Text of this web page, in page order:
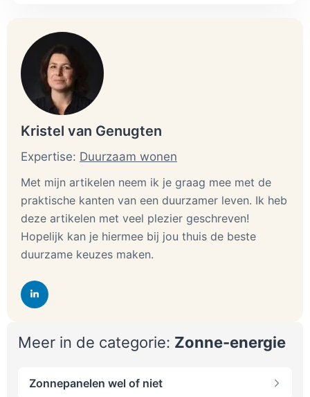
Kristel van Genugten
Expertise: Duurzaam wonen
Met mijn artikelen neem ik je graag mee met de
praktische kanten van een duurzamer leven. Ik heb
deze artikelen met veel plezier geschreven!
Hopelijk kan je hiermee bij jou thuis de beste
duurzame keuzes maken.
Meer in de categorie: Zonne-energie
Zonnepanelen wel of niet